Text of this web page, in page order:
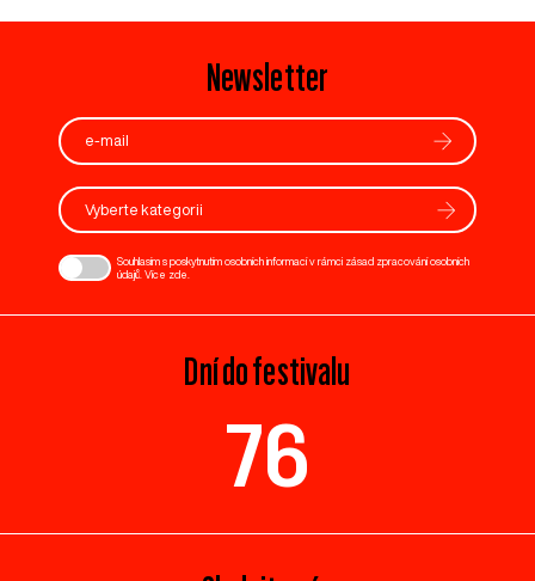
Newsletter
Vyberte kategorii
Souhlasím s poskytnutím osobních informací v rámci zásad zpracování osobních
údajů. Více zde
Dní do festivalu
76